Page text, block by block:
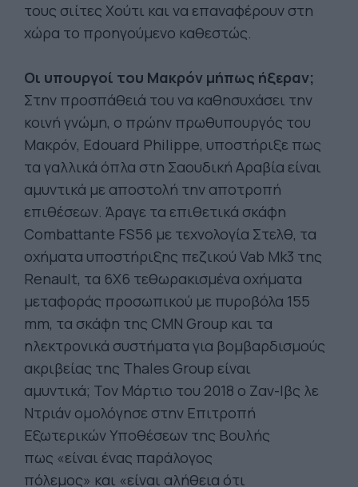
τους σιίτες Χούτι και να επαναφέρουν στη
χώρα το προηγούμενο καθεστώς.
Οι υπουργοί του Μακρόν μήπως ήξεραν;
Στην προσπάθειά του να καθησυχάσει την
κοινή γνώμη, ο πρώην πρωθυπουργός του
Μακρόν, Edouard Philippe, υποστήριξε πως
τα γαλλικά όπλα στη Σαουδική Αραβία είναι
αμυντικά με αποστολή την αποτροπή
επιθέσεων. Άραγε τα επιθετικά σκάφη
Combattante FS56 με τεχνολογία Στελθ, τα
οχήματα υποστήριξης πεζικού Vab Mk3 της
Renault, τα 6Χ6 τεθωρακισμένα οχήματα
μεταφοράς προσωπικού με πυροβόλα 155
mm, τα σκάφη της CMN Group και τα
ηλεκτρονικά συστήματα για βομβαρδισμούς
ακριβείας της Thales Group είναι
αμυντικά; Τον Μάρτιο του 2018 ο Ζαν-Ιβς λε
Ντριάν ομολόγησε στην Επιτροπή
Εξωτερικών Υποθέσεων της Βουλής
πως «είναι ένας παράλογος
πόλεμος» και «είναι αλήθεια ότι